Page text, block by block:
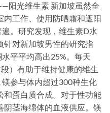
阳光维生素 新加坡虽然全
工作、使用防晒霜和遮阳
。研究发现，维生素D水
针对新加坡男性的研究指
平平均高出25%。每天
）有助于维持健康的维生
参与体内超过300种生化
和蛋白质合成。对于性功能
茎海绵体的血液供应。镁